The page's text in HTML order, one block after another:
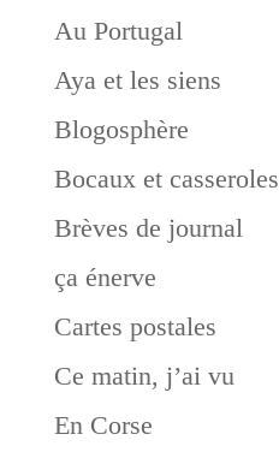
Au Portugal
Aya et les siens
Blogosphère
Bocaux et casseroles
Brèves de journal
ça énerve
Cartes postales
Ce matin, j’ai vu
En Corse